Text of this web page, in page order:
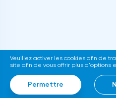
Veuillez activer les cookies afin de
site afin de vous offrir plus d'options
Permettre